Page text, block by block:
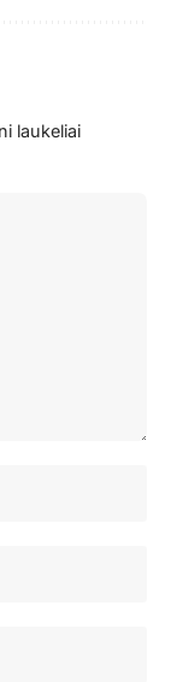
laukeliai